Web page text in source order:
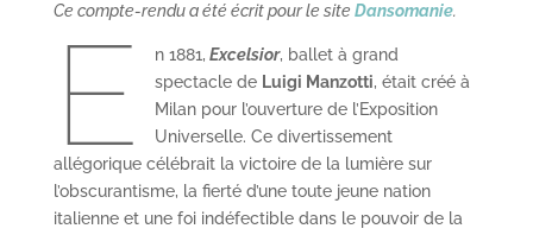
Ce compte-rendu a été écrit pour le site Dansomanie.
E n 1881, Excelsior, ballet à grand
spectacle de Luigi Manzotti, était créé à
Milan pour l’ouverture de l’Exposition
Universelle. Ce divertissement
allégorique célébrait la victoire de la lumière sur
l’obscurantisme, la fierté d’une toute jeune nation
italienne et une foi indéfectible dans le pouvoir de la